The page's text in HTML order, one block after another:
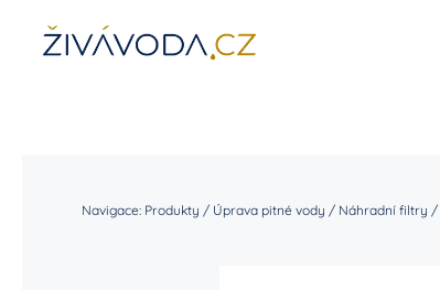
Ionizátory vody
Navigace: Produkty / Úprava pitné vody / Náhradní filtry /